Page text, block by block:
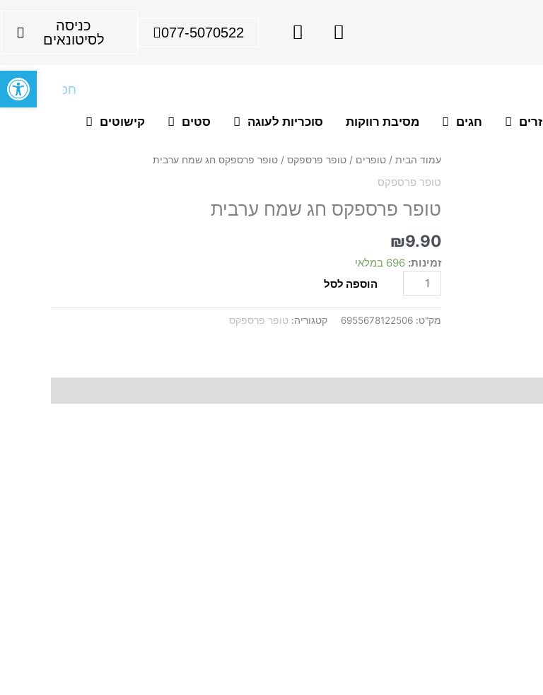
F
a
k
I
n
g
a
077-5070522
כניסה
לסיטונאים
זרים חגים מסיבת רווקות סוכריות לעוגה סטים קישוטים
עמוד הבית / טופרים / טופר פרספקס / טופר פרספקס חג שמח ערבית
טופר פרספקס
טופר פרספקס חג שמח ערבית
₪9.90
זמינות: 696 במלאי
כמות
טופר
פרספקס
שמח
הוספה לסל
מק"ט: 6955678122506 קטגוריה: טופר פרספקס
פתח